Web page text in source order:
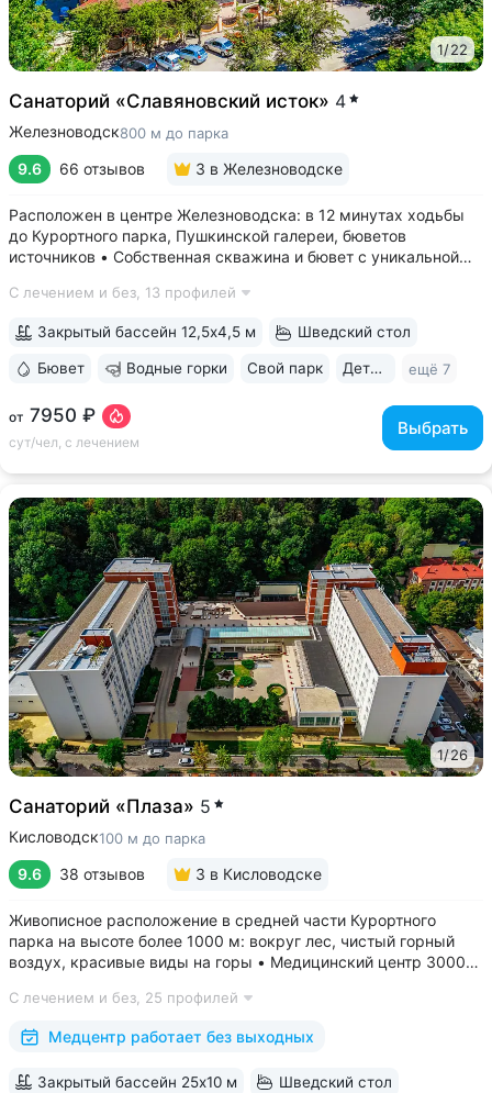
1/22
Санаторий «Славяновский исток» 4
Железноводск800 м до парка
9.6 66 отзывов 3 в Железноводске
Расположен в центре Железноводска: в 12 минутах ходьбы
до Курортного парка, Пушкинской галереи, бюветов
источников • Собственная скважина и бювет с уникальной
только здесь. Источник № 61 ессентукского типа показан для
С лечением и без, 13 профилей
от 7950 ₽
сут/чел, с лечением
Выбрать
Закрытый бассейн 12,5х4,5 м Шведский стол
Бювет Водные горки Свой парк Дети с 0 лет ещё 7
1/26
Санаторий «Плаза» 5
Кисловодск100 м до парка
9.6 38 отзывов 3 в Кисловодске
Живописное расположение в средней части Курортного
парка на высоте более 1000 м: вокруг лес, чистый горный
воздух, красивые виды на горы • Медицинский центр 3000
квалификации • Более 1000 видов диагностики и ДНК-
исследований. Есть диагностика...
С лечением и без, 25 профилей
Медцентр работает без выходных
Закрытый бассейн 25x10 м Шведский стол